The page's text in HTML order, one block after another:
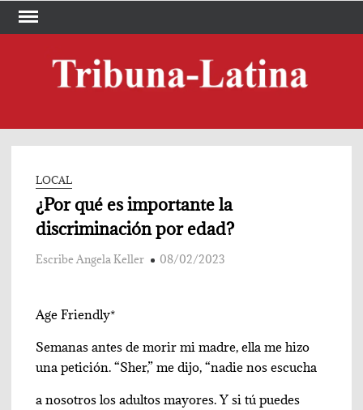
Skip
LOCAL
¿Por qué es importante la
discriminación por edad?
Escribe Angela Keller 08/02/2023
Age Friendly*
Semanas antes de morir mi madre, ella me hizo
una petición. “Sher,” me dijo, “nadie nos escucha
a nosotros los adultos mayores. Y si tú puedes